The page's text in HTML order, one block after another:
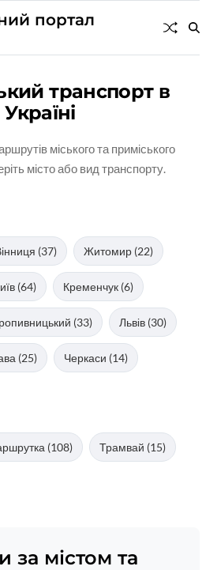
портал
транспорт в
Україні
міського та приміського
місто або вид транспорту.
(37) Житомир (22)
(64) Кременчук (6)
(33) Львів (30)
(25) Черкаси (14)
(108) Трамвай (15)
за містом та